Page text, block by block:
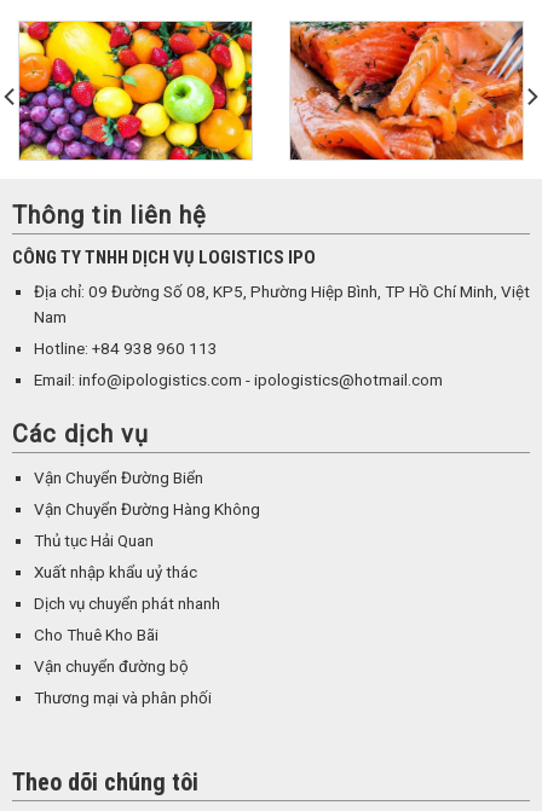
Thông tin liên hệ
CÔNG TY TNHH DỊCH VỤ LOGISTICS IPO
Địa chỉ: 09 Đường Số 08, KP5, Phường Hiệp Bình, TP Hồ Chí Minh, Việt
Nam
Hotline: +84 938 960 113
Email: info@ipologistics.com - ipologistics@hotmail.com
Các dịch vụ
Vận Chuyển Đường Biển
Vận Chuyển Đường Hàng Không
Thủ tục Hải Quan
Xuất nhập khẩu uỷ thác
Dịch vụ chuyển phát nhanh
Cho Thuê Kho Bãi
Vận chuyển đường bộ
Thương mại và phân phối
Theo dõi chúng tôi